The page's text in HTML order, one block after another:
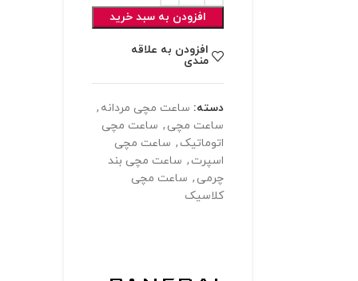
افزودن به سبد خرید
افزودن به علاقه
مندی
دسته: ساعت مچی مردانه ,
ساعت مچی , ساعت مچی
اتوماتیک , ساعت مچی
اسپرت , ساعت مچی بند
چرمی , ساعت مچی
کلاسیک